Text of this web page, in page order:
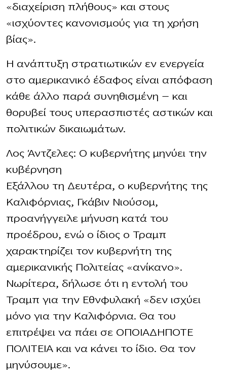
«διαχείριση πλήθους» και στους
«ισχύοντες κανονισμούς για τη χρήση
βίας».
Η ανάπτυξη στρατιωτικών εν ενεργεία
στο αμερικανικό έδαφος είναι απόφαση
κάθε άλλο παρά συνηθισμένη — και
θορυβεί τους υπερασπιστές αστικών και
πολιτικών δικαιωμάτων.
Λος Άντζελες: Ο κυβερνήτης μηνύει την
κυβέρνηση
Εξάλλου τη Δευτέρα, ο κυβερνήτης της
Καλιφόρνιας, Γκάβιν Νιούσομ,
προανήγγειλε μήνυση κατά του
προέδρου, ενώ ο ίδιος ο Τραμπ
χαρακτηρίζει τον κυβερνήτη της
αμερικανικής Πολιτείας «ανίκανο».
Νωρίτερα, δήλωσε ότι η εντολή του
Τραμπ για την Εθνφυλακή «δεν ισχύει
μόνο για την Καλιφόρνια. Θα του
επιτρέψει να πάει σε ΟΠΟΙΑΔΗΠΟΤΕ
ΠΟΛΙΤΕΙΑ και να κάνει το ίδιο. Θα τον
μηνύσουμε».